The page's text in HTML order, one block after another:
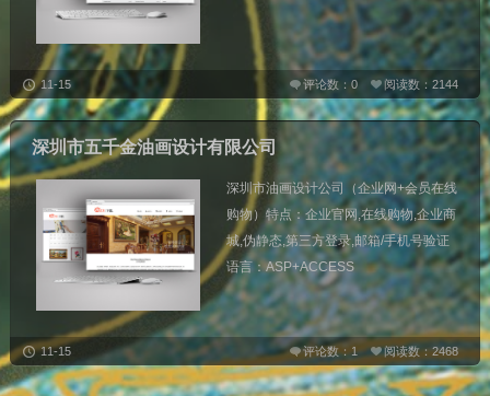
阅读数：2144
评论数：0
11-15
深圳市五千金油画设计有限公司
深圳市油画设计公司（企业网+会员在线
购物）特点：企业官网,在线购物,企业商
城,伪静态,第三方登录,邮箱/手机号验证
语言：ASP+ACCESS
阅读数：2468
评论数：1
11-15